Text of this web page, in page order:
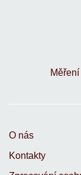
O nás
Kontakty